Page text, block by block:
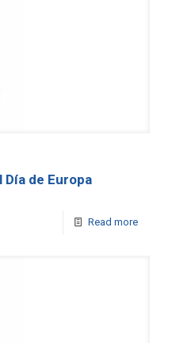
Día de Europa
Read more